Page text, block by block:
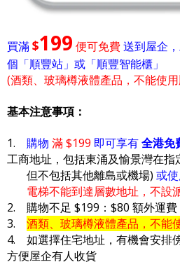
買滿$199 便可免費送到屋企
個「順豐站」或「順豐智能櫃」
(酒類、玻璃樽液體產品，不能使
基本注意事項：
1. 購物 滿 $199 即可享有全港免
工商地址，包括東涌及愉景灣在指
但不包括其他離島或機場) 或
電梯不能到達層數地址，不設
2. 購物不足 $199：$80 額外運費
3. 酒類、玻璃樽液體產品，不能
4. 如選擇住宅地址，有機會安排
方便屋企有人收貨